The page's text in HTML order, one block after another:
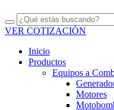
VER COTIZACIÓN
Inicio
Productos
Equipos a
Motores